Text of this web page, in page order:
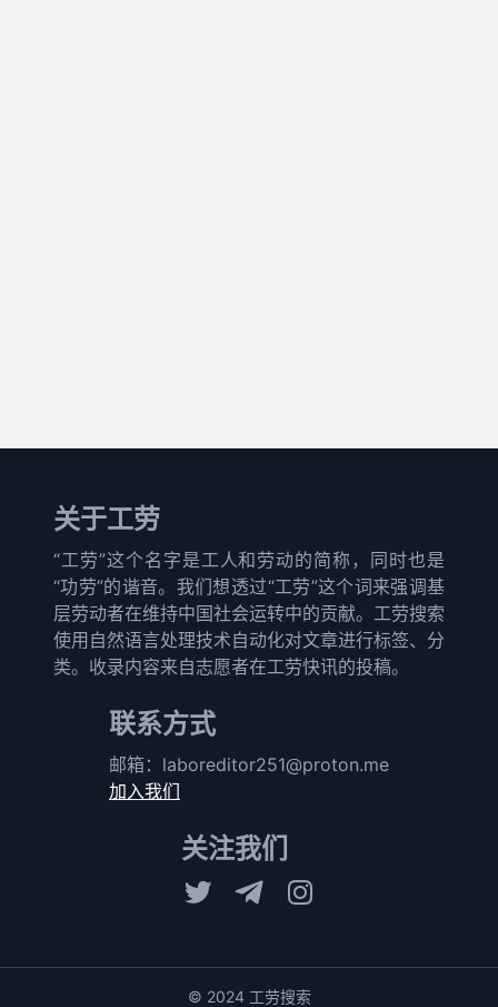
关于工劳
“工劳”这个名字是工人和劳动的简称，同时也是
“功劳”的谐音。我们想透过“工劳”这个词来强调基
层劳动者在维持中国社会运转中的贡献。工劳搜索
使用自然语言处理技术自动化对文章进行标签、分
类。收录内容来自志愿者在工劳快讯的投稿。
联系方式
邮箱： laboreditor251@proton.me
加入我们
关注我们
© 2024 工劳搜索